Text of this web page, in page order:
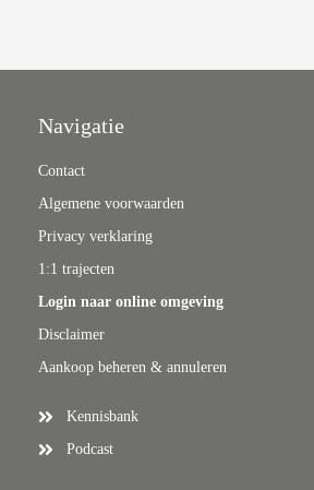
Navigatie
Contact
Algemene voorwaarden
Privacy verklaring
1:1 trajecten
Login naar online omgeving
Disclaimer
Aankoop beheren & annuleren
Kennisbank
Podcast